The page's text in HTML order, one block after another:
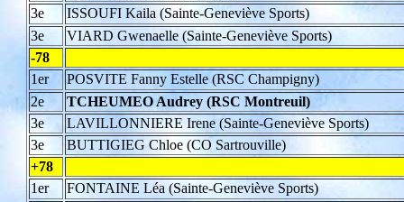
3e
ISSOUFI Kaila (Sainte-Geneviève Sports)
3e
VIARD Gwenaelle (Sainte-Geneviève Sports)
-78
1er
POSVITE Fanny Estelle (RSC Champigny)
2e
TCHEUMEO Audrey (RSC Montreuil)
3e
LAVILLONNIERE Irene (Sainte-Geneviève Sports)
3e
BUTTIGIEG Chloe (CO Sartrouville)
+78
1er
FONTAINE Léa (Sainte-Geneviève Sports)